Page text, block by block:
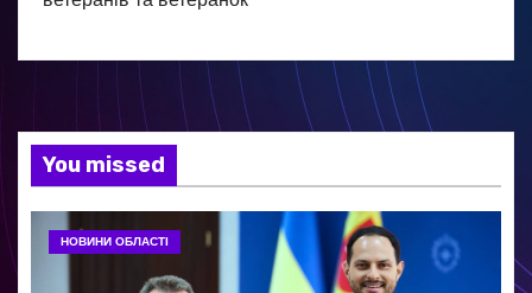
You missed
НОВИНИ ОБЛАСТІ